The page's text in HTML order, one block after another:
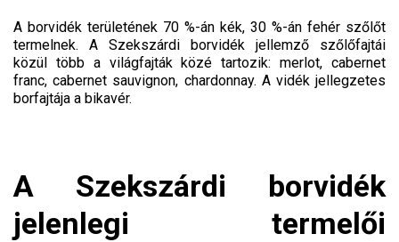
A borvidék területének 70 %-án kék, 30 %-án fehér szőlőt
termelnek. A Szekszárdi borvidék jellemző szőlőfajtái
közül több a világfajták közé tartozik: merlot, cabernet
franc, cabernet sauvignon, chardonnay. A vidék jellegzetes
borfajtája a bikavér.
A Szekszárdi borvidék
jelenlegi termelői